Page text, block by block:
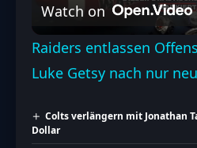
Watch on
Raiders entlassen
Luke Getsy nach nur
Colts verlängern mit Jonathan
Dollar